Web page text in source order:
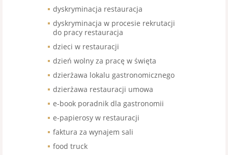
dyskryminacja restauracja
dyskryminacja w procesie rekrutacji
do pracy restauracja
dzieci w restauracji
dzień wolny za pracę w święta
dzierżawa lokalu gastronomicznego
dzierżawa restauracji umowa
e-book poradnik dla gastronomii
e-papierosy w restauracji
faktura za wynajem sali
food truck